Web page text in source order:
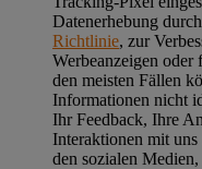
Datenerhebung
Richtlinie, zur
Werbeanzeigen oder
den meisten Fällen
Informationen nicht
Ihr Feedback, Ihre
Interaktionen mit
den sozialen